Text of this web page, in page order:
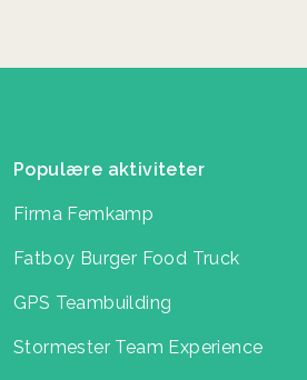
Populære aktiviteter
Firma Femkamp
Fatboy Burger Food Truck
GPS Teambuilding
Stormester Team Experience